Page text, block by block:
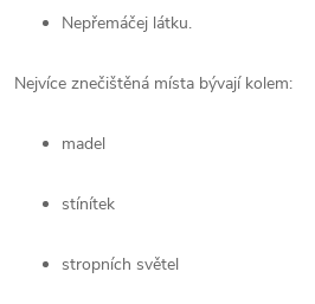
Nepřemáčej látku.
Nejvíce znečištěná místa bývají kolem:
madel
stínítek
stropních světel